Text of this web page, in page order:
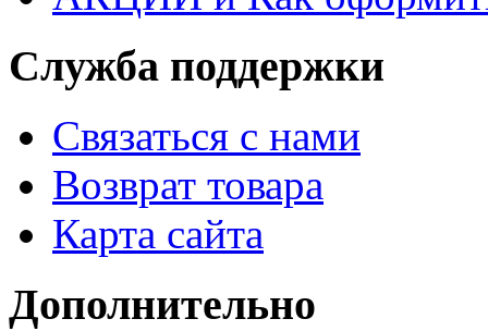
Служба поддержки
Связаться с нами
Возврат товара
Карта сайта
Дополнительно